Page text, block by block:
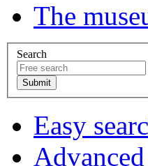
The
Search
Easy